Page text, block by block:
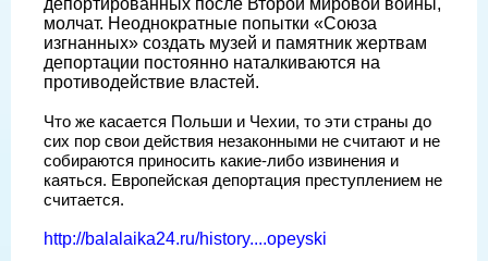
депортированных после Второй мировой войны,
молчат. Неоднократные попытки «Союза
изгнанных» создать музей и памятник жертвам
депортации постоянно наталкиваются на
противодействие властей.
Что же касается Польши и Чехии, то эти страны до
сих пор свои действия незаконными не считают и не
собираются приносить какие-либо извинения и
каяться. Европейская депортация преступлением не
считается.
http://balalaika24.ru/history....opeyski